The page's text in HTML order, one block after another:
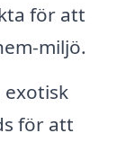
för att
miljö.
exotisk
för att